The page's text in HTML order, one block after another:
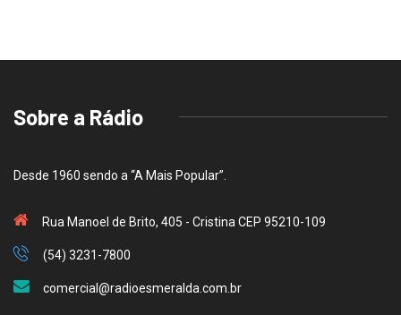
Sobre a Rádio
Desde 1960 sendo a “A Mais Popular”.
Rua Manoel de Brito, 405 - Cristina CEP 95210-109
(54) 3231-7800
comercial@radioesmeralda.com.br